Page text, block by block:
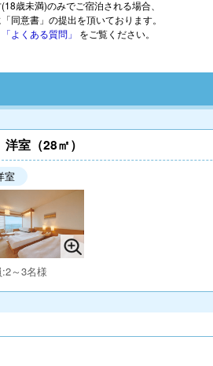
歳未満)のみでご宿泊される場合、
同意書」の提出を頂いております。
「よくある質問」 をご覧ください。
洋室（28㎡）
室
～3名様